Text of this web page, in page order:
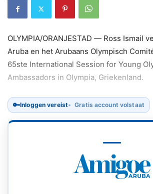
OLYMPIA/ORANJESTAD — Ross Ismail
Aruba en het Arubaans Olympisch
65ste International Session for Young
Ambassadors in Olympia, Griekenland.
🔑Inloggen vereist Gratis account volstaat